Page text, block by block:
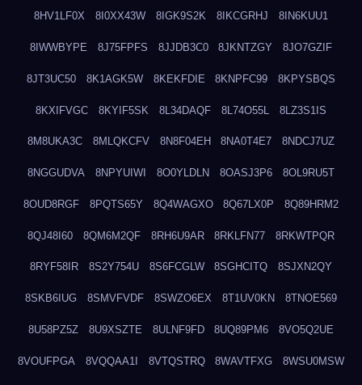
8HV1LF0X 8I0XX43W 8IGK9S2K 8IKCGRHJ 8IN6KUU1
8IWWBYPE 8J75FPFS 8JJDB3C0 8JKNTZGY 8JO7GZIF
8JT3UC50 8K1AGK5W 8KEKFDIE 8KNPFC99 8KPYSBQS
8KXIFVGC 8KYIF5SK 8L34DAQF 8L74O55L 8LZ3S1IS
8M8UKA3C 8MLQKCFV 8N8F04EH 8NA0T4E7 8NDCJ7UZ
8NGGUDVA 8NPYUIWI 8O0YLDLN 8OASJ3P6 8OL9RU5T
8OUD8RGF 8PQTS65Y 8Q4WAGXO 8Q67LX0P 8Q89HRM2
8QJ48I60 8QM6M2QF 8RH6U9AR 8RKLFN77 8RKWTPQR
8RYF58IR 8S2Y754U 8S6FCGLW 8SGHCITQ 8SJXN2QY
8SKB6IUG 8SMVFVDF 8SWZO6EX 8T1UV0KN 8TNOE569
8U58PZ5Z 8U9XSZTE 8ULNF9FD 8UQ89PM6 8VO5Q2UE
8VOUFPGA 8VQQAA1I 8VTQSTRQ 8WAVTFXG 8WSU0MSW